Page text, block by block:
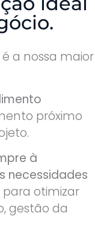
a nossa maior
próximo
à
necessidades
para otimizar
gestão da